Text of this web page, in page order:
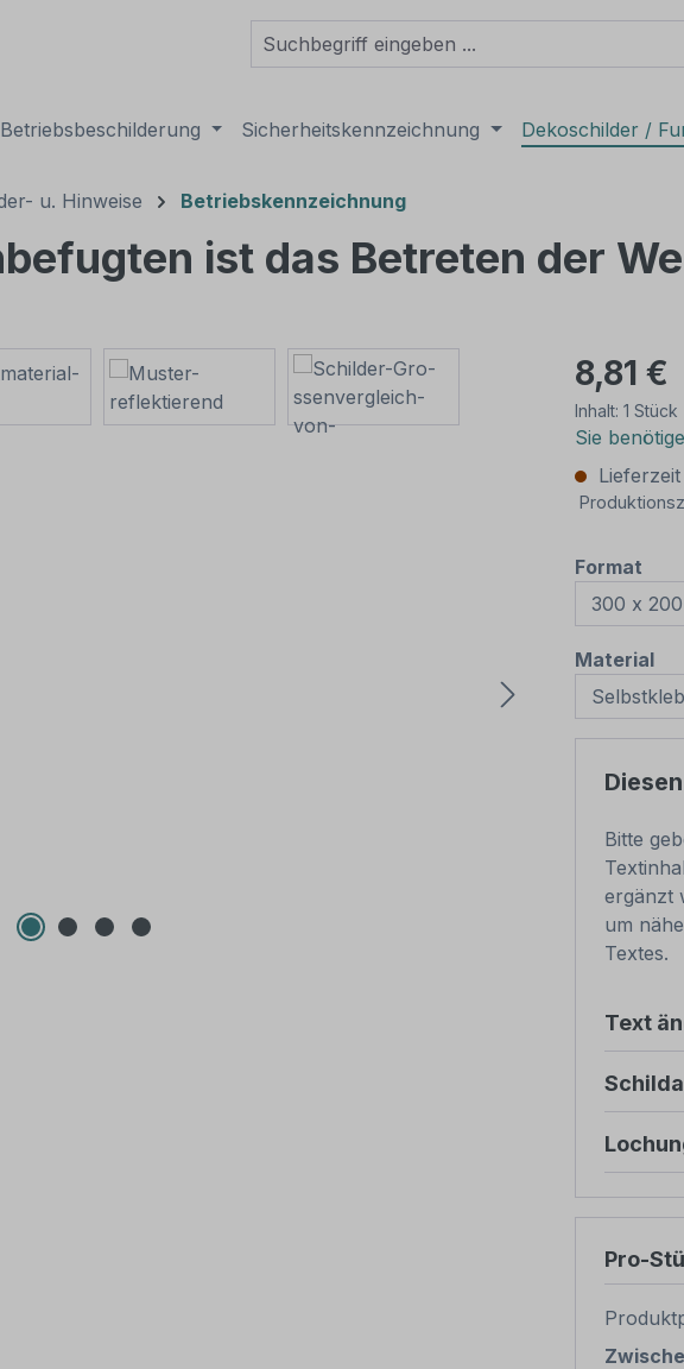
Betriebsbeschilderung Sicherheitskennzeichnung Dekoschilder /
u. Hinweise Betriebskennzeichnung
ist das Betreten der
8,81 €
Inhalt: 1 Stück
Sie
Format
Material
Bitte
ergänzt
um
Textes.
Text
Pro-